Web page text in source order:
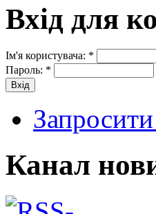
Вхід для
Ім'я користувача: *
Пароль: *
Канал